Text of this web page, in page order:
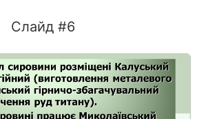
Слайд #6